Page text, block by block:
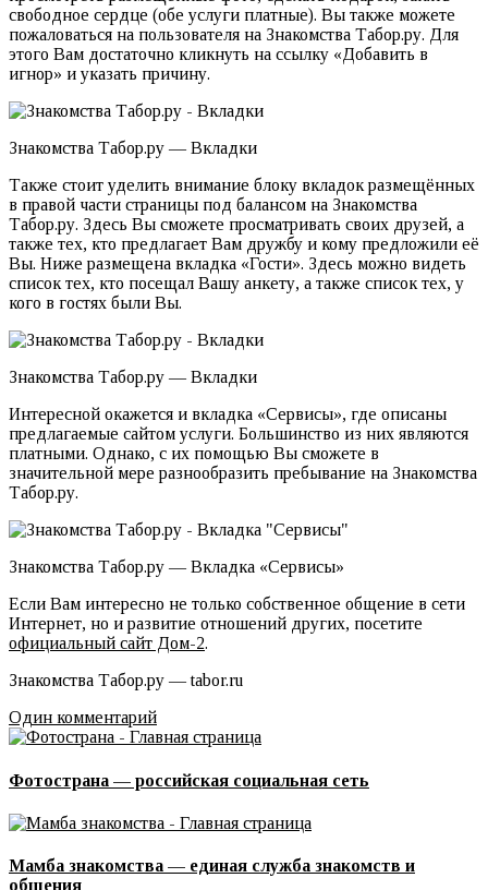
свободное сердце (обе услуги платные). Вы также можете
пожаловаться на пользователя на Знакомства Табор.ру. Для
этого Вам достаточно кликнуть на ссылку «Добавить в
игнор» и указать причину.
Знакомства Табор.ру — Вкладки
Также стоит уделить внимание блоку вкладок размещённых
в правой части страницы под балансом на Знакомства
Табор.ру. Здесь Вы сможете просматривать своих друзей, а
также тех, кто предлагает Вам дружбу и кому предложили её
Вы. Ниже размещена вкладка «Гости». Здесь можно видеть
список тех, кто посещал Вашу анкету, а также список тех, у
кого в гостях были Вы.
Знакомства Табор.ру — Вкладки
Интересной окажется и вкладка «Сервисы», где описаны
предлагаемые сайтом услуги. Большинство из них являются
платными. Однако, с их помощью Вы сможете в
значительной мере разнообразить пребывание на Знакомства
Табор.ру.
Знакомства Табор.ру — Вкладка «Сервисы»
Если Вам интересно не только собственное общение в сети
Интернет, но и развитие отношений других, посетите
официальный сайт Дом-2.
Знакомства Табор.ру — tabor.ru
Один комментарий
Фотострана — российская социальная сеть
Мамба знакомства — единая служба знакомств и
общения